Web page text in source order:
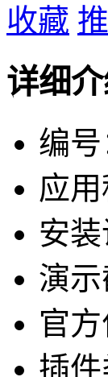
收藏
详细
编号
应
安
演示
官
插